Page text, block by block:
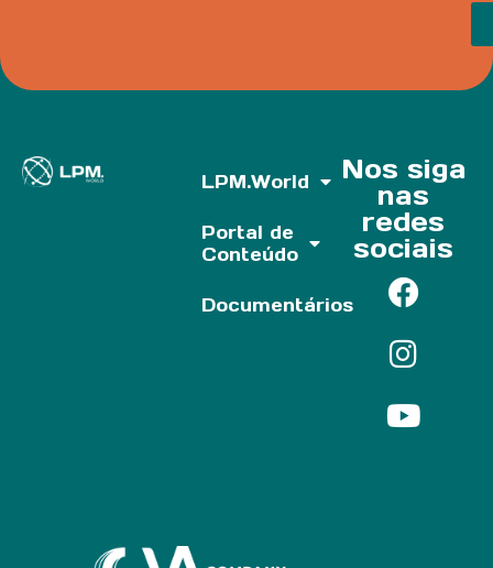
LPM.World
Portal de
Conteúdo
Documentários
Nos siga
nas
redes
sociais